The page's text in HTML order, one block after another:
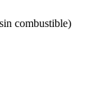
combustible)